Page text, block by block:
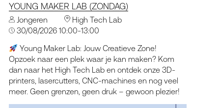
YOUNG MAKER LAB (ZONDAG)
Jongeren
High Tech Lab
30/08/2026 10:00-13:00
Young Maker Lab: Jouw Creatieve Zone!
Opzoek naar een plek waar je kan maken? Kom
dan naar het High Tech Lab en ontdek onze 3D-
printers, lasercutters, CNC-machines en nog veel
meer. Geen grenzen, geen druk – gewoon plezier!